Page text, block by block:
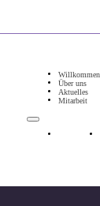
Willkommen
Über uns
Aktuelles
Mitarbeit
Willkommen